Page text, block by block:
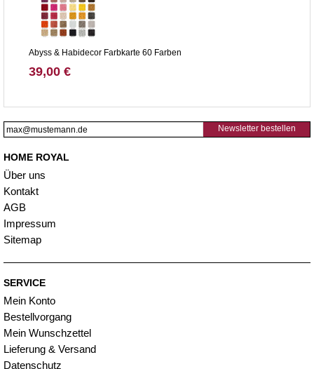
Abyss & Habidecor Farbkarte 60 Farben
39,00 €
Newsletter bestellen
HOME ROYAL
Über uns
Kontakt
AGB
Impressum
Sitemap
SERVICE
Mein Konto
Bestellvorgang
Mein Wunschzettel
Lieferung & Versand
Datenschutz